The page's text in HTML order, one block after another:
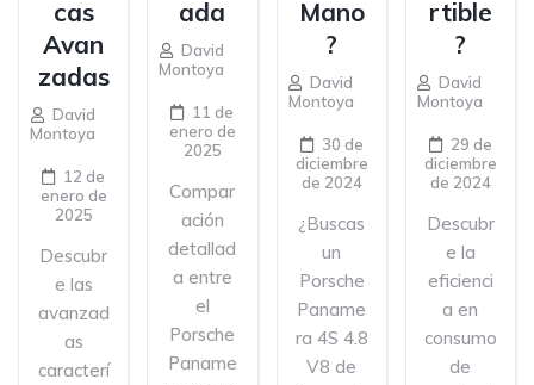
cas
Avan
zadas
David
Montoya
12 de
enero de
2025
Descubr
e las
avanzad
as
caracterí
ada
David
Montoya
11 de
enero de
2025
Compar
ación
detallad
a entre
el
Porsche
Paname
Mano
?
David
Montoya
30 de
diciembre
de 2024
¿Buscas
un
Porsche
Paname
ra 4S 4.8
V8 de
rtible
?
David
Montoya
29 de
diciembre
de 2024
Descubr
e la
eficienci
a en
consumo
de